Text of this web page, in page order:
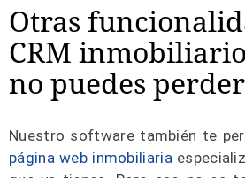
Otras
CRM
no puedes
Nuestro software también te
página web inmobiliaria